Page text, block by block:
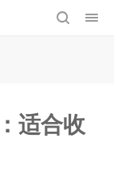
适合收